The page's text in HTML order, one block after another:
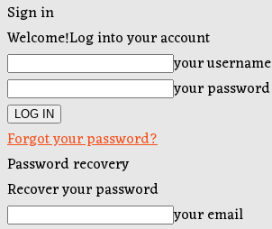
Sign in
Welcome!Log into your account
your username
your password
Forgot your password?
Password recovery
Recover your password
your email